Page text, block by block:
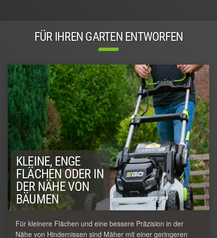
FÜR IHREN GARTEN ENTWORFEN
KLEINE, ENGE
FLÄCHEN ODER IN
DER NÄHE VON
BÄUMEN
Für kleinere Flächen und eine bessere Präzision in der
Nähe von Hindernissen sind Mäher mit einer geringeren